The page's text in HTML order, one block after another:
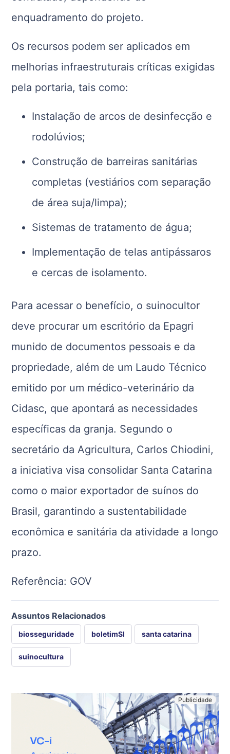
enquadramento do projeto.
Os recursos podem ser aplicados em
melhorias infraestruturais críticas exigidas
pela portaria, tais como:
Instalação de arcos de desinfecção e
rodolúvios;
Construção de barreiras sanitárias
completas (vestiários com separação
de área suja/limpa);
Sistemas de tratamento de água;
Implementação de telas antipássaros
e cercas de isolamento.
Para acessar o benefício, o suinocultor
deve procurar um escritório da Epagri
munido de documentos pessoais e da
propriedade, além de um Laudo Técnico
emitido por um médico-veterinário da
Cidasc, que apontará as necessidades
específicas da granja. Segundo o
secretário da Agricultura, Carlos Chiodini,
a iniciativa visa consolidar Santa Catarina
como o maior exportador de suínos do
Brasil, garantindo a sustentabilidade
econômica e sanitária da atividade a longo
prazo.
Referência: GOV
Assuntos Relacionados
biosseguridade boletimSI santa catarina
suinocultura